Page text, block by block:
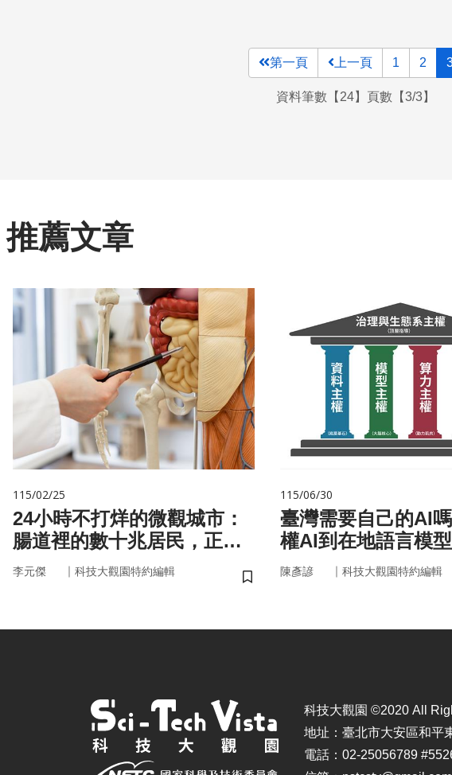
第一頁 上一頁 1 2
資料筆數【24】頁數【3/3】
推薦文章
115/02/25
24小時不打烊的微觀城市：
腸道裡的數十兆居民，正悄
悄掌管你的大腦與健康
李元傑 ｜ 科技大觀園特約編輯
儲存書籤
115/06/30
臺灣需要自己的AI
權AI到在地語言模型
陳彥諺 ｜ 科技大觀園特約編輯
科技大觀園 ©2020 All
地址：臺北市大安區和平
電話：02-25056789